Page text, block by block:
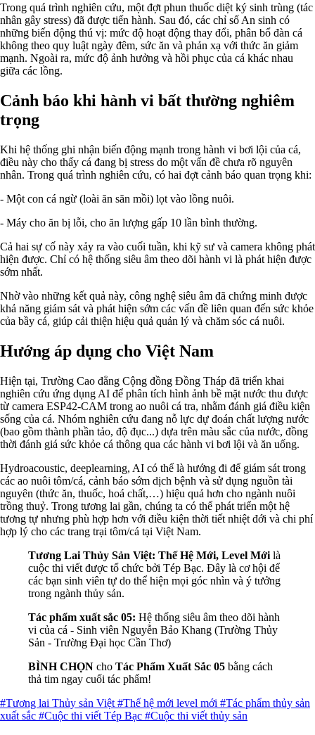
Trong quá trình nghiên cứu, một đợt phun thuốc diệt ký sinh trùng (tác
nhân gây stress) đã được tiến hành. Sau đó, các chỉ số An sinh có
những biến động thú vị: mức độ hoạt động thay đổi, phân bổ đàn cá
không theo quy luật ngày đêm, sức ăn và phản xạ với thức ăn giảm
mạnh. Ngoài ra, mức độ ảnh hưởng và hồi phục của cá khác nhau
giữa các lồng.
Cảnh báo khi hành vi bất thường nghiêm
trọng
Khi hệ thống ghi nhận biến động mạnh trong hành vi bơi lội của cá,
điều này cho thấy cá đang bị stress do một vấn đề chưa rõ nguyên
nhân. Trong quá trình nghiên cứu, có hai đợt cảnh báo quan trọng khi:
- Một con cá ngừ (loài ăn săn mồi) lọt vào lồng nuôi.
- Máy cho ăn bị lỗi, cho ăn lượng gấp 10 lần bình thường.
Cả hai sự cố này xảy ra vào cuối tuần, khi kỹ sư và camera không phát
hiện được. Chỉ có hệ thống siêu âm theo dõi hành vi là phát hiện được
sớm nhất.
Nhờ vào những kết quả này, công nghệ siêu âm đã chứng minh được
khả năng giám sát và phát hiện sớm các vấn đề liên quan đến sức khỏe
của bầy cá, giúp cải thiện hiệu quả quản lý và chăm sóc cá nuôi.
Hướng áp dụng cho Việt Nam
Hiện tại, Trường Cao đẳng Cộng đồng Đồng Tháp đã triển khai
nghiên cứu ứng dụng AI để phân tích hình ảnh bề mặt nước thu được
từ camera ESP42-CAM trong ao nuôi cá tra, nhằm đánh giá điều kiện
sống của cá. Nhóm nghiên cứu đang nỗ lực dự đoán chất lượng nước
(bao gồm thành phần tảo, độ đục...) dựa trên màu sắc của nước, đồng
thời đánh giá sức khỏe cá thông qua các hành vi bơi lội và ăn uống.
Hydroacoustic, deeplearning, AI có thể là hướng đi để giám sát trong
các ao nuôi tôm/cá, cảnh báo sớm dịch bệnh và sử dụng nguồn tài
nguyên (thức ăn, thuốc, hoá chất,…) hiệu quả hơn cho ngành nuôi
trồng thuỷ. Trong tương lai gần, chúng ta có thể phát triển một hệ
tương tự nhưng phù hợp hơn với điều kiện thời tiết nhiệt đới và chi phí
hợp lý cho các trang trại tôm/cá tại Việt Nam.
Tương Lai Thủy Sản Việt: Thế Hệ Mới, Level Mới là
cuộc thi viết được tổ chức bởi Tép Bạc. Đây là cơ hội để
các bạn sinh viên tự do thể hiện mọi góc nhìn và ý tưởng
trong ngành thủy sản.
Tác phẩm xuất sắc 05: Hệ thống siêu âm theo dõi hành
vi của cá - Sinh viên Nguyễn Bảo Khang (Trường Thủy
Sản - Trường Đại học Cần Thơ)
BÌNH CHỌN cho Tác Phẩm Xuất Sắc 05 bằng cách
thả tim ngay cuối tác phẩm!
#Tương lai Thủy sản Việt #Thế hệ mới level mới #Tác phẩm thủy sản
xuất sắc #Cuộc thi viết Tép Bạc #Cuộc thi viết thủy sản